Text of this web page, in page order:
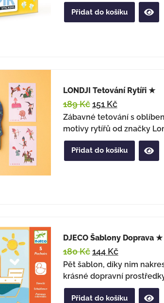
Přidat do košíku
LONDJI Tetování Rytíři ★
189Kč 151 Kč
Zábavné tetování s
motivy rytířů od značky
Přidat do košíku
DJECO Šablony Doprava ★
180Kč 144 Kč
Pět šablon, díky nim
krásné dopravní
Přidat do košíku